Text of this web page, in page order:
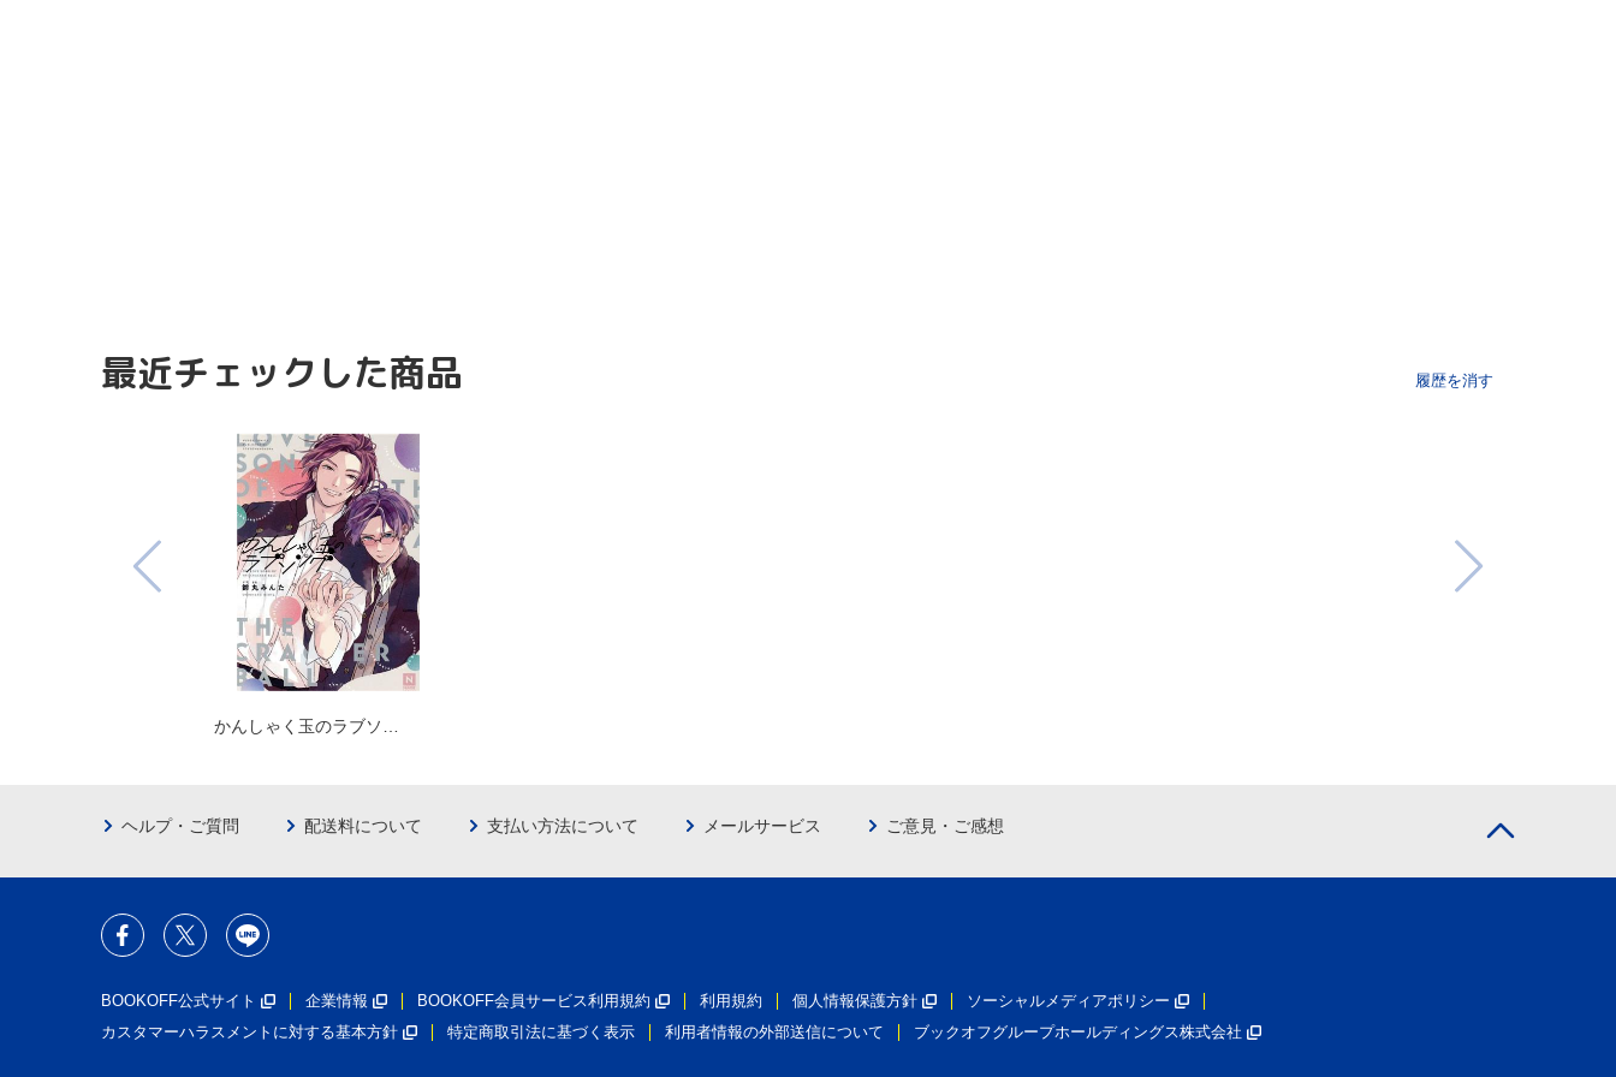
最近チェックした商品 履歴を消す
かんしゃく玉のラブソ…
ヘルプ・ご質問 配送料について 支払い方法について メールサービス ご意見・ご感想
BOOKOFF公式サイト 企業情報 BOOKOFF会員サービス利用規約 利用規約 個人情報保護方針
ソーシャルメディアポリシー
カスタマーハラスメントに対する基本方針
特定商取引法に基づく表示 利用者情報の外部送信について ブックオフグループホールディングス株式会社